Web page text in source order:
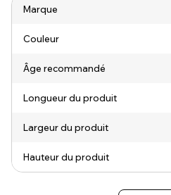
Marque
Couleur
Âge recommandé
Longueur du produit
Largeur du produit
Hauteur du produit